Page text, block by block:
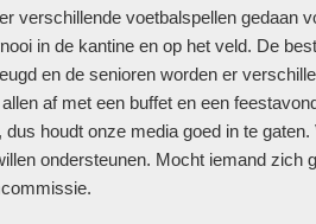
verschillende voetbalspellen gedaan
in de kantine en op het veld. De
en de senioren worden er
af met een buffet en een
dus houdt onze media goed in te
ondersteunen. Mocht iemand zich